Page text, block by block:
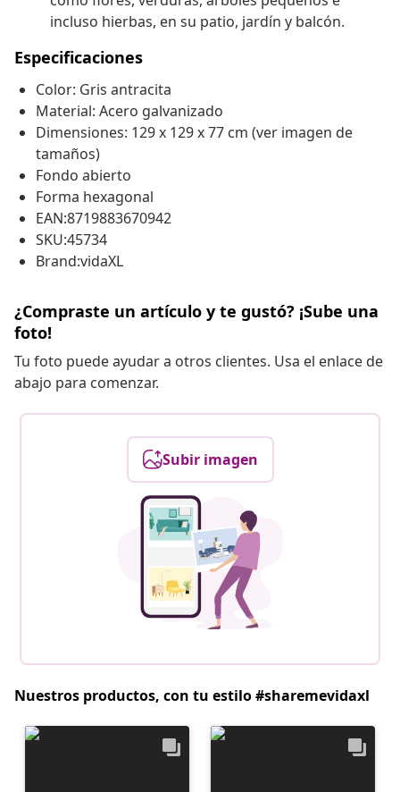
incluso hierbas, en su patio, jardín y balcón.
Especificaciones
Color: Gris antracita
Material: Acero galvanizado
Dimensiones: 129 x 129 x 77 cm (ver imagen de
tamaños)
Fondo abierto
Forma hexagonal
EAN:8719883670942
SKU:45734
Brand:vidaXL
¿Compraste un artículo y te gustó? ¡Sube una
foto!
Tu foto puede ayudar a otros clientes. Usa el enlace de
abajo para comenzar.
Subir imagen
Nuestros productos, con tu estilo #sharemevidaxl